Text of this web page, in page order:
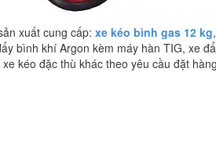
xuất cung cấp: xe kéo bình gas 12 kg
bình khí Argon kèm máy hàn TIG, xe
kéo đặc thù khác theo yêu cầu đặt